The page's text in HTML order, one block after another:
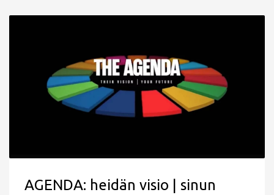
AGENDA: heidän visio | sinun